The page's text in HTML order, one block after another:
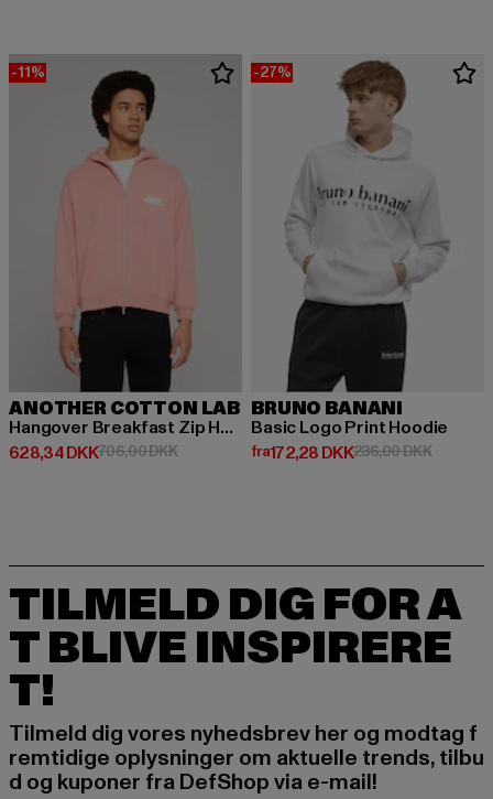
-11%
ANOTHER COTTON LAB
Hangover Breakfast Zip Hoodie
628,34 DKK
Nuværende pris: 628,34 DKK
706,00 DKKKampagnepris: 706,00 DKK
-27%
BRUNO BANANI
Basic Logo Print Hoodie
fra172,28 DKK
Nuværende pris: Fra 172,28 DKK
236,00 DKK
TILMELD DIG FOR A
T BLIVE INSPIRERE
T!
Tilmeld dig vores nyhedsbrev her og modtag f
remtidige oplysninger om aktuelle trends, tilbu
d og kuponer fra DefShop via e-mail!